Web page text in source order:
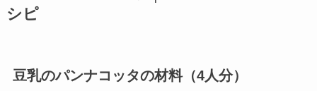
シピ
豆乳のパンナコッタの材料（4人分）